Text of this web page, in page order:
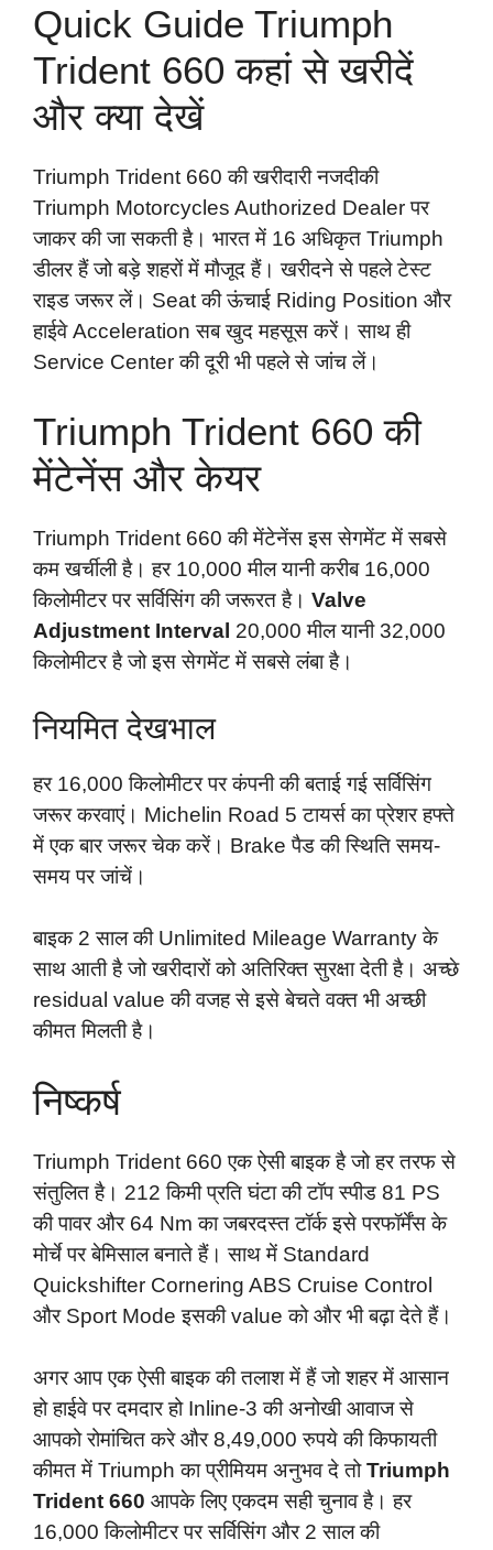
Quick Guide Triumph
Trident 660 कहां से खरीदें
और क्या देखें
Triumph Trident 660 की खरीदारी नजदीकी
Triumph Motorcycles Authorized Dealer पर
जाकर की जा सकती है। भारत में 16 अधिकृत Triumph
डीलर हैं जो बड़े शहरों में मौजूद हैं। खरीदने से पहले टेस्ट
राइड जरूर लें। Seat की ऊंचाई Riding Position और
हाईवे Acceleration सब खुद महसूस करें। साथ ही
Service Center की दूरी भी पहले से जांच लें।
Triumph Trident 660 की
मेंटेनेंस और केयर
Triumph Trident 660 की मेंटेनेंस इस सेगमेंट में सबसे
कम खर्चीली है। हर 10,000 मील यानी करीब 16,000
किलोमीटर पर सर्विसिंग की जरूरत है। Valve
Adjustment Interval 20,000 मील यानी 32,000
किलोमीटर है जो इस सेगमेंट में सबसे लंबा है।
नियमित देखभाल
हर 16,000 किलोमीटर पर कंपनी की बताई गई सर्विसिंग
जरूर करवाएं। Michelin Road 5 टायर्स का प्रेशर हफ्ते
में एक बार जरूर चेक करें। Brake पैड की स्थिति समय-
समय पर जांचें।
बाइक 2 साल की Unlimited Mileage Warranty के
साथ आती है जो खरीदारों को अतिरिक्त सुरक्षा देती है। अच्छे
residual value की वजह से इसे बेचते वक्त भी अच्छी
कीमत मिलती है।
निष्कर्ष
Triumph Trident 660 एक ऐसी बाइक है जो हर तरफ से
संतुलित है। 212 किमी प्रति घंटा की टॉप स्पीड 81 PS
की पावर और 64 Nm का जबरदस्त टॉर्क इसे परफॉर्मेंस के
मोर्चे पर बेमिसाल बनाते हैं। साथ में Standard
Quickshifter Cornering ABS Cruise Control
और Sport Mode इसकी value को और भी बढ़ा देते हैं।
अगर आप एक ऐसी बाइक की तलाश में हैं जो शहर में आसान
हो हाईवे पर दमदार हो Inline-3 की अनोखी आवाज से
आपको रोमांचित करे और 8,49,000 रुपये की किफायती
कीमत में Triumph का प्रीमियम अनुभव दे तोTriumph
Trident 660 आपके लिए एकदम सही चुनाव है। हर
16,000 किलोमीटर पर सर्विसिंग और 2 साल की